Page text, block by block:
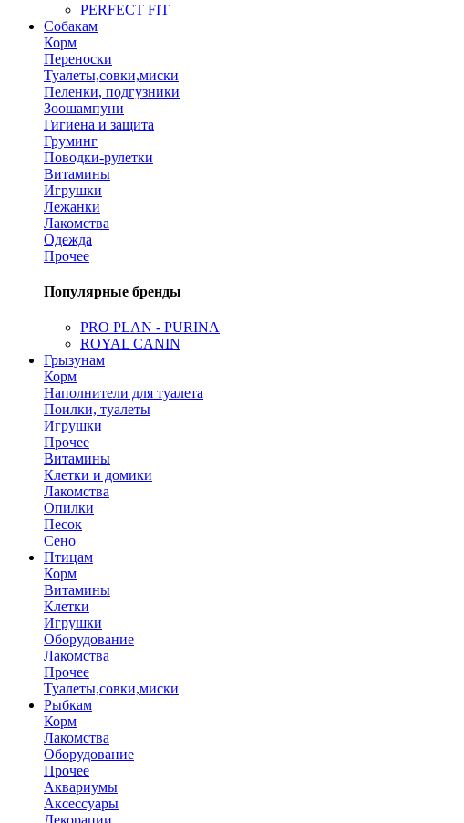
PERFECT FIT
Собакам
Корм
Переноски
Туалеты,совки,миски
Пеленки, подгузники
Зоошампуни
Гигиена и защита
Груминг
Поводки-рулетки
Витамины
Игрушки
Лежанки
Лакомства
Одежда
Прочее
Популярные бренды
PRO PLAN - PURINA
ROYAL CANIN
Грызунам
Корм
Наполнители для туалета
Поилки, туалеты
Игрушки
Прочее
Витамины
Клетки и домики
Лакомства
Опилки
Песок
Сено
Птицам
Корм
Витамины
Клетки
Игрушки
Оборудование
Лакомства
Прочее
Туалеты,совки,миски
Рыбкам
Корм
Лакомства
Оборудование
Прочее
Аквариумы
Аксессуары
Декорации